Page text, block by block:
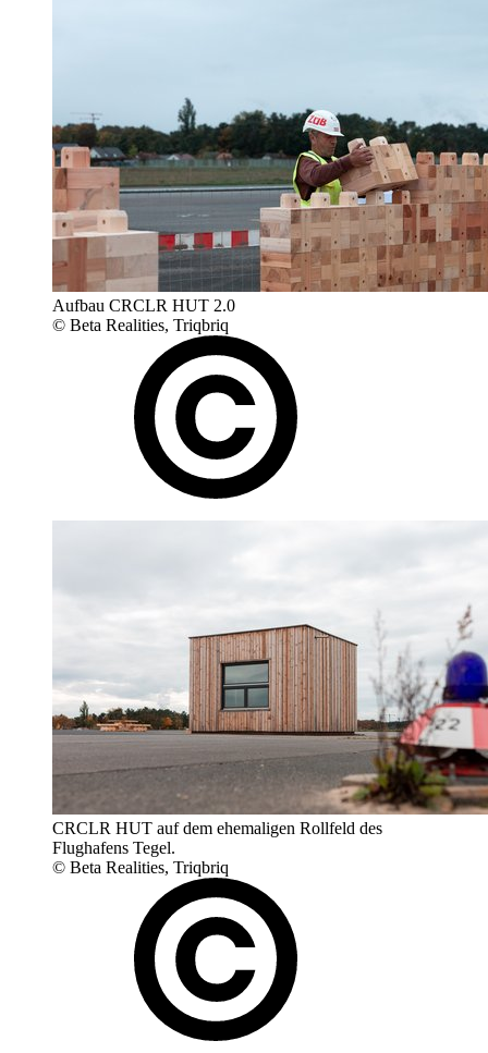
Aufbau CRCLR HUT 2.0
© Beta Realities, Triqbriq
CRCLR HUT auf dem ehemaligen Rollfeld des
Flughafens Tegel.
© Beta Realities, Triqbriq